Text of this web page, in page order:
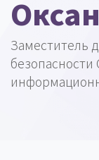
Заместитель
безопасности